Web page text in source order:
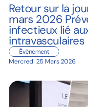
Retour sur la
mars 2026
infectieux lié
intravasculaires
Mercredi 25 Mars 2026
Évènement